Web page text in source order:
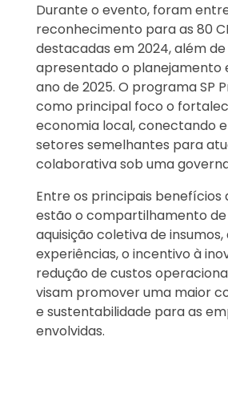
Durante o evento, foram
reconhecimento para as 80
destacadas em 2024, além
apresentado o planejamento
ano de 2025. O programa SP
como principal foco o
economia local, conectando
setores semelhantes para
colaborativa sob uma
Entre os principais
estão o compartilhamento de
aquisição coletiva de
experiências, o incentivo à
redução de custos
visam promover uma maior
e sustentabilidade para as
envolvidas.